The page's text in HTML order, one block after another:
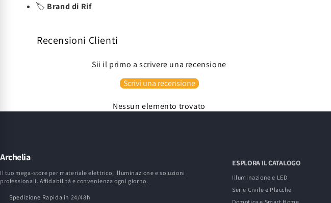
🏷️ Brand di Rif
Recensioni Clienti
Sii il primo a scrivere una recensione
Scrivi una recensione
Nessun elemento trovato
Archelia
Il tuo mega-store per materiale elettrico, illuminazione e soluzioni
professionali. Affidabilità e convenienza ogni giorno.
Spedizione Rapida in 24/48h
ESPLORA IL CATALOGO
Illuminazione e LED
Serie Civile e Placche